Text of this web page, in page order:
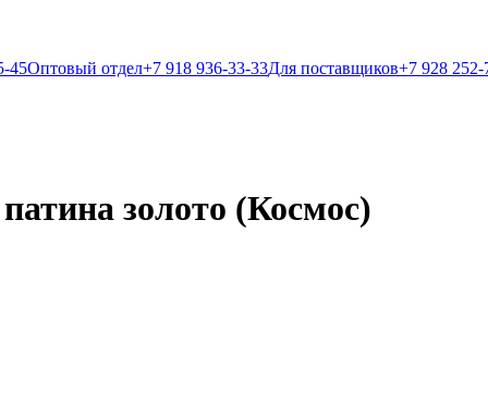
45Оптовый отдел+7 918 936-33-33Для поставщиков+7 928 252-
золото (Космос)